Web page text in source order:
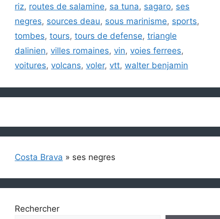
riz, routes de salamine, sa tuna, sagaro, ses
negres, sources deau, sous marinisme, sports,
tombes, tours, tours de defense, triangle
dalinien, villes romaines, vin, voies ferrees,
voitures, volcans, voler, vtt, walter benjamin
Costa Brava » ses negres
Rechercher